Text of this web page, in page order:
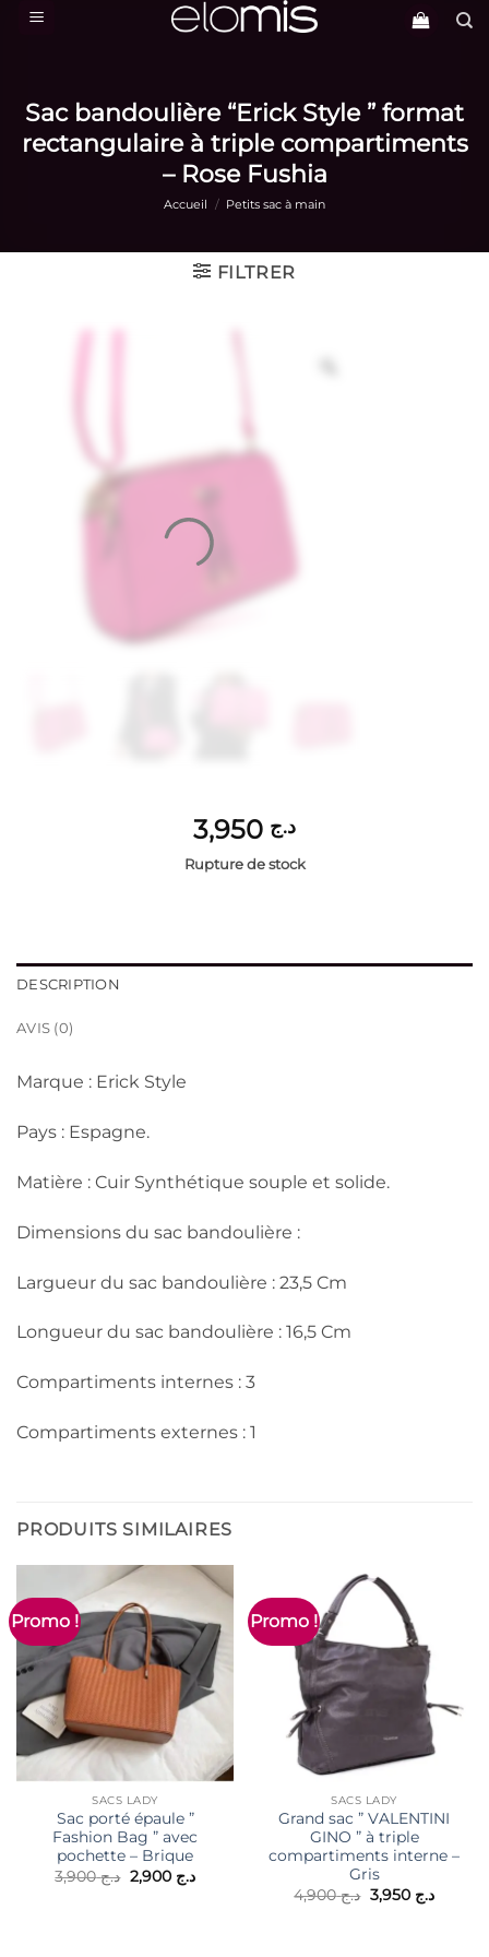
Passer
Sac bandoulière “Erick Style ” format
rectangulaire à triple compartiments
– Rose Fushia
Accueil / Petits sac à main
FILTRER
د.ج
Rupture de stock
DESCRIPTION
AVIS (0)
Marque : Erick Style
Pays : Espagne.
Matière : Cuir Synthétique souple et solide.
Dimensions du sac bandoulière :
Largueur du sac bandoulière : 23,5 Cm
Longueur du sac bandoulière : 16,5 Cm
Compartiments internes : 3
Compartiments externes : 1
PRODUITS SIMILAIRES
Promo !
SACS LADY
Sac porté épaule ”
Fashion Bag ” avec
pochette – Brique
د.ج3,900
Le
prix
د.ج 2,900
Le
Promo !
SACS LADY
Grand sac ” VALENTINI
GINO ” à triple
compartiments interne –
Gris
د.ج4,900
Le
prix
د.ج 3,950
Le